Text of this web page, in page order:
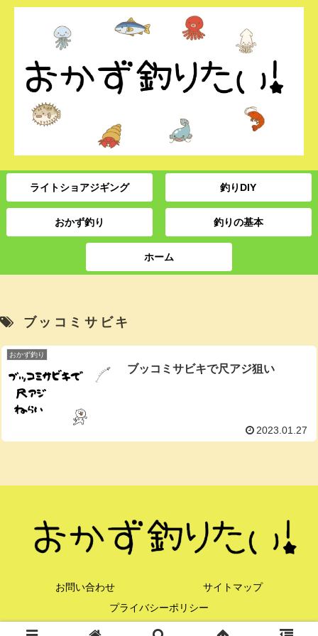
ライトショアジギング 釣りDIY
おかず釣り 釣りの基本
ホーム
ブッコミサビキ
おかず釣り
ブッコミサビキで尺アジ狙い
2023.01.27
お問い合わせ
サイトマップ
プライバシーポリシー
© 2021 おかず釣りたい！.